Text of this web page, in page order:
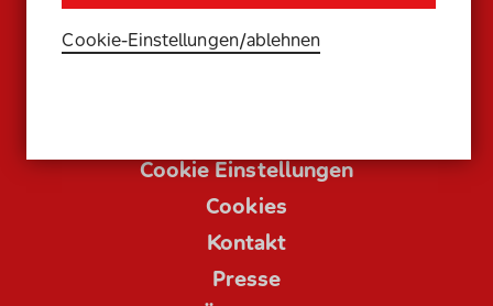
Cookie Einstellungen
Cookies
Kontakt
Presse
Cookie-Einstellungen­/­ablehnen